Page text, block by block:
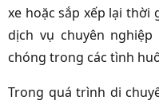
xe hoặc sắp xếp lại thời
dịch vụ chuyên
chóng trong các tình
Trong quá trình di